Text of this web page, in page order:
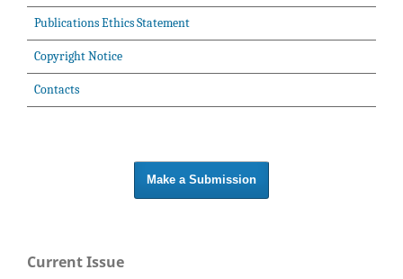
Publications Ethics Statement
Copyright Notice
Contacts
Make a Submission
Current Issue